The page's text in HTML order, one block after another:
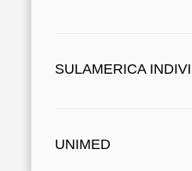
SULAMERICA
UNIMED